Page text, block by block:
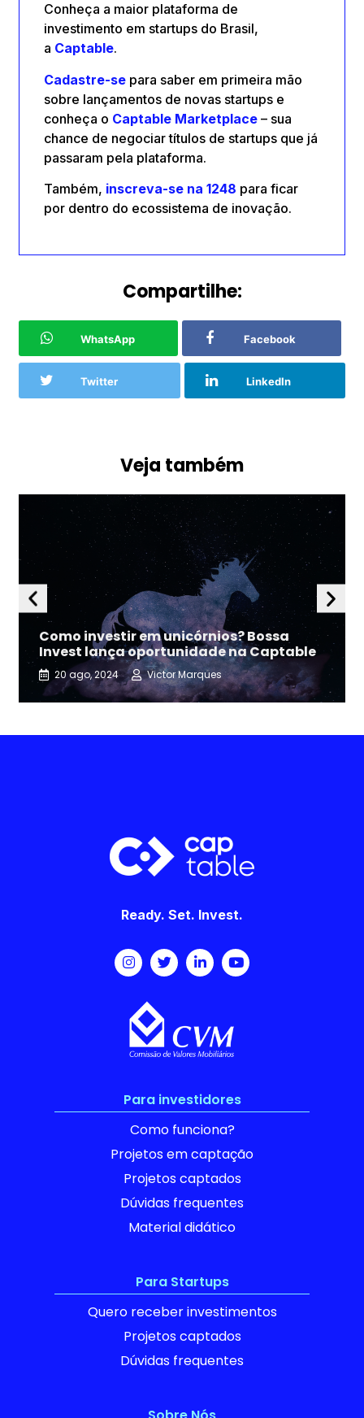
Conheça a maior plataforma de
investimento em startups do Brasil,
a Captable.
Cadastre-se para saber em primeira mão
sobre lançamentos de novas startups e
conheça o Captable Marketplace – sua
chance de negociar títulos de startups que já
passaram pela plataforma.
Também, inscreva-se na 1248 para ficar
por dentro do ecossistema de inovação.
Compartilhe:
WhatsApp Facebook
Twitter LinkedIn
Veja também
Como investir em unicórnios? Bossa
Invest lança oportunidade na Captable
20 ago, 2024 Victor Marques
Ready. Set. Invest.
Para investidores
Como funciona?
Projetos em captação
Projetos captados
Dúvidas frequentes
Material didático
Para Startups
Quero receber investimentos
Projetos captados
Dúvidas frequentes